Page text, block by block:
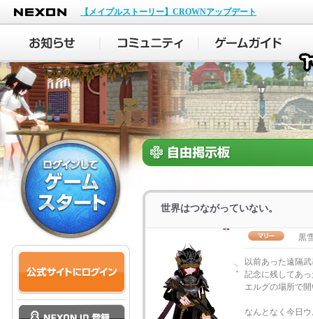
NEXON
【メイプルストーリー】CROWNアップデート
世界はつながっていない。
黒
以前あった遠隔
記念に残してあ
エルグの場所で
なんとなく今日